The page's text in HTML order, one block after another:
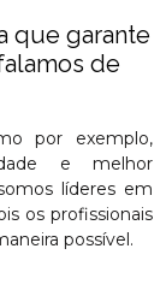
que garante
de
por exemplo,
e melhor
líderes em
os profissionais
possível.